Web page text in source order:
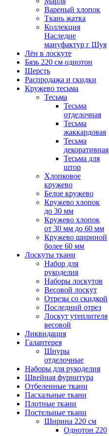
Вареный хлопок
Ткань жатка
Коллекция
Наследие
мануфактур г Шуя
Лён в лоскуте
Бязь 220 см однотон
Шерсть
Распродажа и скидки
Кружево тесьма
Тесьма
Тесьма
отделочная
Тесьма
жаккардовая
Тесьма
декоративная
Тесьма для
штор
Хлопковое
кружево
Белое кружево
Кружево хлопок
до 30 мм
Кружево хлопок
от 30 мм до 60 мм
Кружево шириной
более 60 мм
Лоскуты ткани
Набор для
рукоделия
Наборы лоскутов
Весовой лоскут
Отрезы со скидкой
Последний отрез
Лоскут утеплителя
весовой
Ликвидация
Галантерея
Шнуры
отделочные
Наборы для рукоделия
Швейная фурнитура
Отбеленные ткани
Пасхальные ткани
Плотные ткани
Постельные ткани
Ширина 220 см
Однотон 220